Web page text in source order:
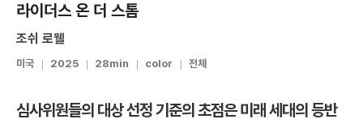
라이더스 온 더 스톰
조쉬 로웰
미국 2025 28min color 전체
심사위원들의 대상 선정 기준의 초점은 미래 세대의 등반